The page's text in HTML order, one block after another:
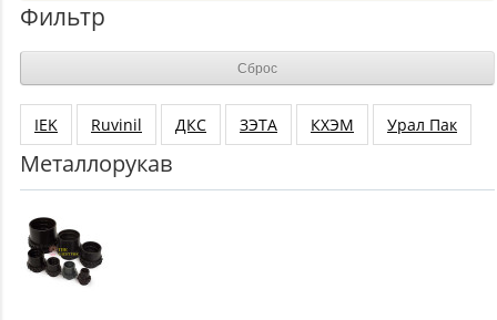
Фильтр
Сброс
IEK Ruvinil ДКС ЗЭТА КХЭМ Урал Пак
Металлорукав